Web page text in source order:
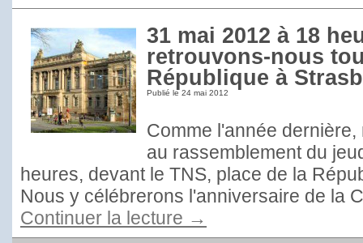
31 mai 2012 à 18
retrouvons-nous
République à
Publié le 24 mai 2012
Comme l'année
au rassemblement du
heures, devant le TNS, place de la
Nous y célébrerons l'anniversaire de la
Continuer la lecture →